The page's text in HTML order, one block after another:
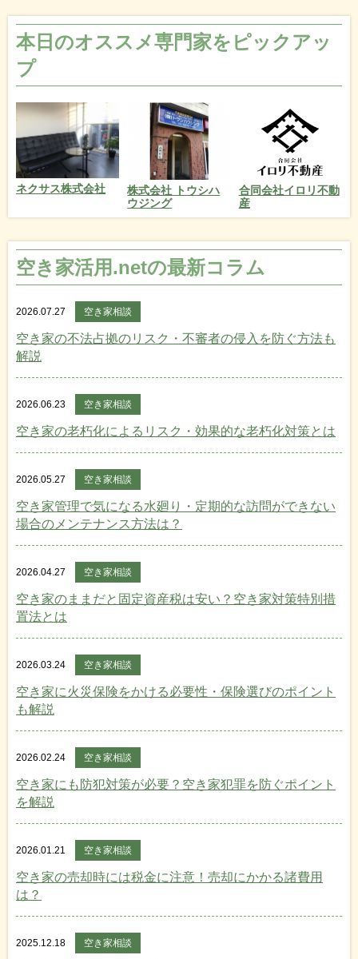
本日のオススメ専門家をピックアッ
プ
ネクサス株式会社
株式会社 トウシハ
ウジング
合同会社イロリ不動
産
空き家活用.netの最新コラム
2026.07.27 空き家相談
空き家の不法占拠のリスク・不審者の侵入を防ぐ方法も
解説
2026.06.23 空き家相談
空き家の老朽化によるリスク・効果的な老朽化対策とは
2026.05.27 空き家相談
空き家管理で気になる水廻り・定期的な訪問ができない
場合のメンテナンス方法は？
2026.04.27 空き家相談
空き家のままだと固定資産税は安い？空き家対策特別措
置法とは
2026.03.24 空き家相談
空き家に火災保険をかける必要性・保険選びのポイント
も解説
2026.02.24 空き家相談
空き家にも防犯対策が必要？空き家犯罪を防ぐポイント
を解説
2026.01.21 空き家相談
空き家の売却時には税金に注意！売却にかかる諸費用
は？
2025.12.18 空き家相談